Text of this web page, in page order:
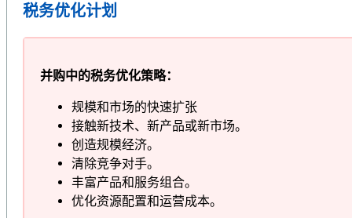
税务优化计划
并购中的税务优化策略：
规模和市场的快速扩张
接触新技术、新产品或新市场。
创造规模经济。
清除竞争对手。
丰富产品和服务组合。
优化资源配置和运营成本。